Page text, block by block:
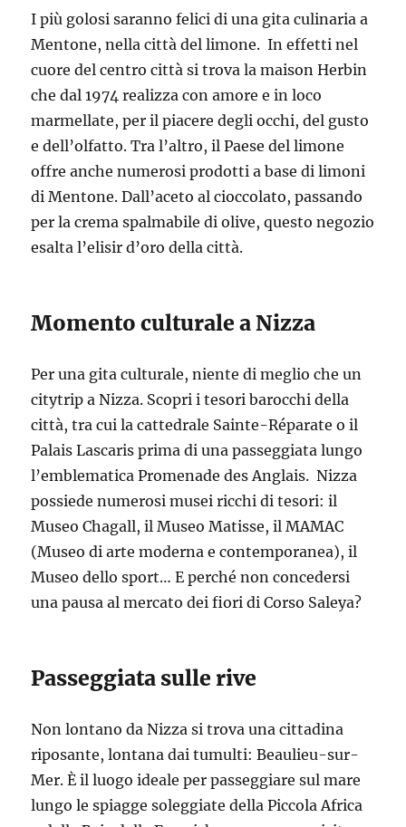
I più golosi saranno felici di una gita culinaria a
Mentone, nella città del limone. In effetti nel
cuore del centro città si trova la maison Herbin
che dal 1974 realizza con amore e in loco
marmellate, per il piacere degli occhi, del gusto
e dell’olfatto. Tra l’altro, il Paese del limone
offre anche numerosi prodotti a base di limoni
di Mentone. Dall’aceto al cioccolato, passando
per la crema spalmabile di olive, questo negozio
esalta l’elisir d’oro della città.
Momento culturale a Nizza
Per una gita culturale, niente di meglio che un
citytrip a Nizza. Scopri i tesori barocchi della
città, tra cui la cattedrale Sainte-Réparate o il
Palais Lascaris prima di una passeggiata lungo
l’emblematica Promenade des Anglais. Nizza
possiede numerosi musei ricchi di tesori: il
Museo Chagall, il Museo Matisse, il MAMAC
(Museo di arte moderna e contemporanea), il
Museo dello sport… E perché non concedersi
una pausa al mercato dei fiori di Corso Saleya?
Passeggiata sulle rive
Non lontano da Nizza si trova una cittadina
riposante, lontana dai tumulti: Beaulieu-sur-
Mer. È il luogo ideale per passeggiare sul mare
lungo le spiagge soleggiate della Piccola Africa